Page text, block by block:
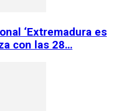
‘Extremadura es
con las 28…